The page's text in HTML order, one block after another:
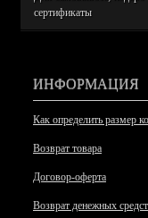
сертификаты
ИНФОРМАЦИЯ
Как определить размер
Возврат товара
Договор-оферта
Возврат денежных